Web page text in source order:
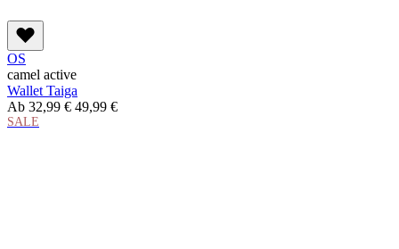
OS
camel active
Wallet Taiga
Ab 32,99 € 49,99 €
SALE